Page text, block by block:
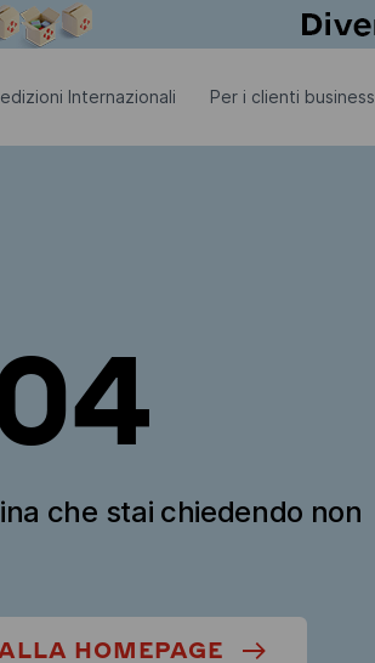
Internazionali Per i clienti business
che stai chiedendo non
HOMEPAGE